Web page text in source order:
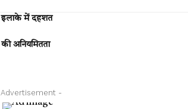
इलाके में दहशत
अनियमितता
-